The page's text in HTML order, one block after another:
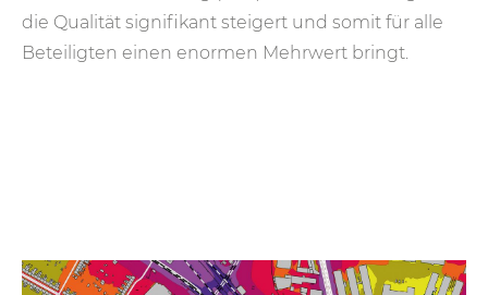
die Qualität signifikant steigert und somit für alle
Beteiligten einen enormen Mehrwert bringt.